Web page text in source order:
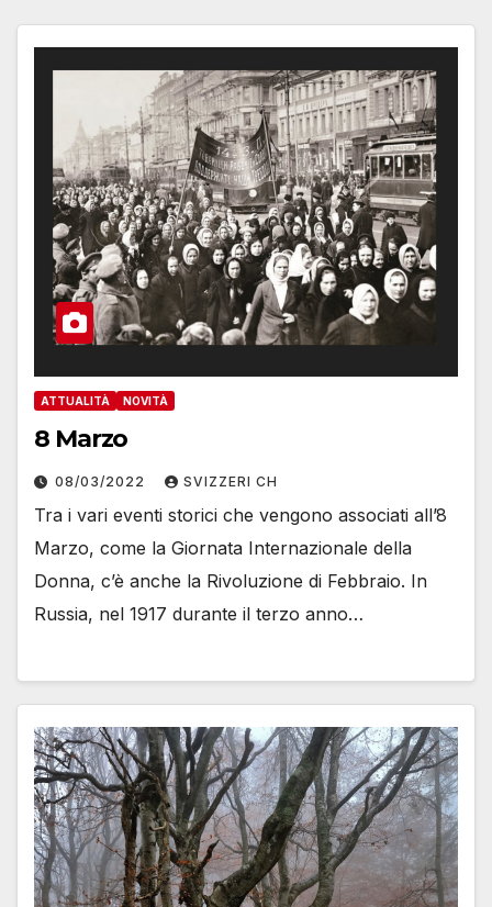
ATTUALITÀ NOVITÀ
8 Marzo
08/03/2022 SVIZZERI CH
Tra i vari eventi storici che vengono associati all’8
Marzo, come la Giornata Internazionale della
Donna, c’è anche la Rivoluzione di Febbraio. In
Russia, nel 1917 durante il terzo anno…